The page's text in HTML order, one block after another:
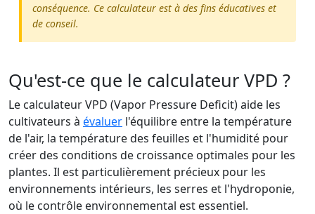
conséquence. Ce calculateur est à des fins éducatives et
de conseil.
Qu'est-ce que le calculateur VPD ?
Le calculateur VPD (Vapor Pressure Deficit) aide les
cultivateurs à évaluer l'équilibre entre la température
de l'air, la température des feuilles et l'humidité pour
créer des conditions de croissance optimales pour les
plantes. Il est particulièrement précieux pour les
environnements intérieurs, les serres et l'hydroponie,
où le contrôle environnemental est essentiel.